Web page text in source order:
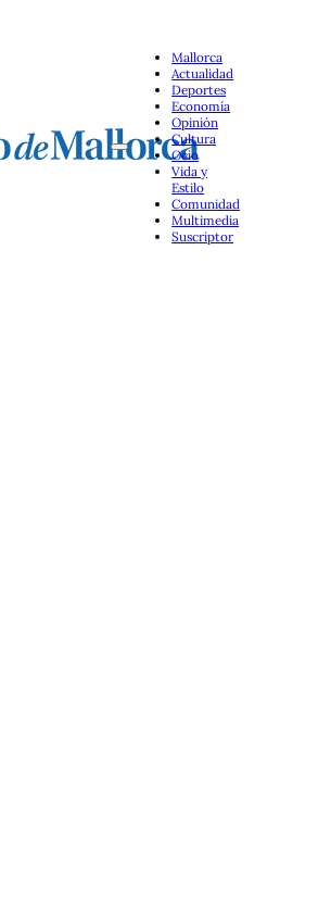
Mallorca
Actualidad
Deportes
Economía
Opinión
Cultura
Ocio
Vida y
Estilo
Comunidad
Multimedia
Suscriptor